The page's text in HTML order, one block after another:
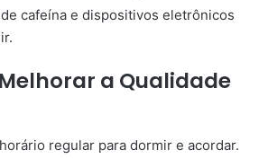
cafeína e dispositivos eletrônicos
a Qualidade
regular para dormir e acordar.